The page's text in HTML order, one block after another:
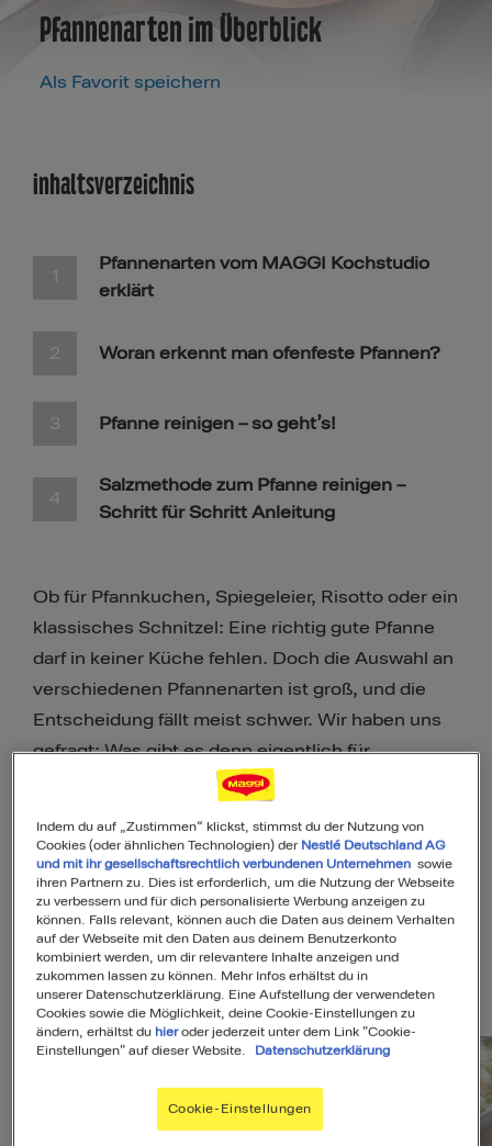
Pfannenarten im Überblick
Als Favorit speichern
Inhaltsverzeichnis​​​​
Pfannenarten vom MAGGI Kochstudio
erklärt
Woran erkennt man ofenfeste Pfannen?
Pfanne reinigen – so geht’s!
Salzmethode zum Pfanne reinigen –
Schritt für Schritt Anleitung
Ob für Pfannkuchen, Spiegeleier, Risotto oder ein
klassisches Schnitzel: Eine richtig gute Pfanne
darf in keiner Küche fehlen. Doch die Auswahl an
verschiedenen Pfannenarten ist groß, und die
Entscheidung fällt meist schwer. Wir haben uns
gefragt: Was gibt es denn eigentlich für
Pfannenarten? Welche Pfannen benutzt man für
schonendsten? In diesem Kochratgeber haben
wir alle wichtigen Informationen zu Pfannenarten
für dich gesammelt.
Pfannengerichte
Indem du auf „Zustimmen“ klickst, stimmst du der Nutzung von
Cookies (oder ähnlichen Technologien) der Nestlé Deutschland AG
und mit ihr gesellschaftsrechtlich verbundenen Unternehmen sowie
ihren Partnern zu. Dies ist erforderlich, um die Nutzung der Webseite
zu verbessern und für dich personalisierte Werbung anzeigen zu
können. Falls relevant, können auch die Daten aus deinem Verhalten
auf der Webseite mit den Daten aus deinem Benutzerkonto
kombiniert werden, um dir relevantere Inhalte anzeigen und
zukommen lassen zu können. Mehr Infos erhältst du in
unserer Datenschutzerklärung. Eine Aufstellung der verwendeten
Cookies sowie die Möglichkeit, deine Cookie-Einstellungen zu
ändern, erhältst duhieroder jederzeit unter dem Link "Cookie-
Einstellungen" auf dieser Website.
Datenschutzerklärung
Cookie-Einstellungen